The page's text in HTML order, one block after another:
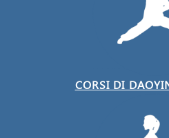
CORSI DI